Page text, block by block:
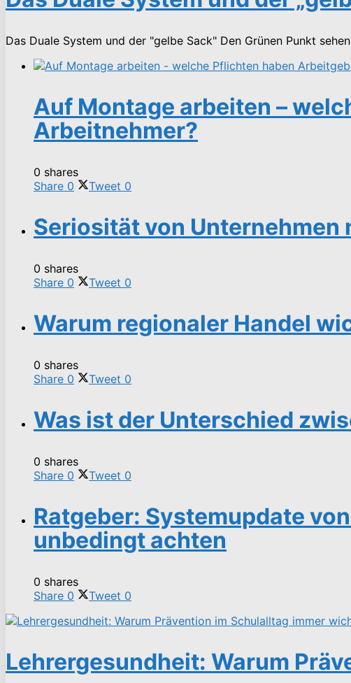
Das Duale System und der "gelbe Sack" Den Grünen Punkt
Auf Montage arbeiten –
Arbeitnehmer?
0 shares
Share 0 Tweet 0
Seriosität von Unternehmen
0 shares
Share 0 Tweet 0
Warum regionaler Handel
0 shares
Share 0 Tweet 0
Was ist der Unterschied
0 shares
Share 0 Tweet 0
Ratgeber: Systemupdate
unbedingt achten
0 shares
Share 0 Tweet 0
Lehrergesundheit: Warum